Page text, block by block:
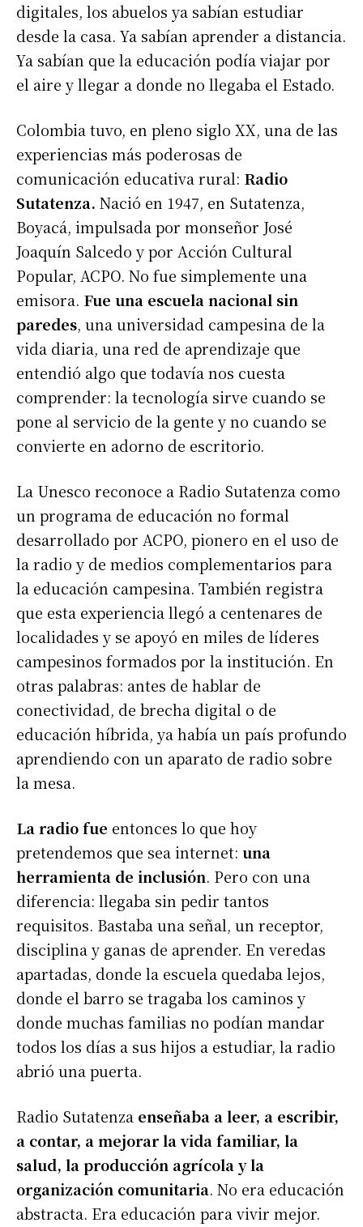
digitales, los abuelos ya sabían estudiar
desde la casa. Ya sabían aprender a distancia.
Ya sabían que la educación podía viajar por
el aire y llegar a donde no llegaba el Estado.
Colombia tuvo, en pleno siglo XX, una de las
experiencias más poderosas de
comunicación educativa rural: Radio
Sutatenza. Nació en 1947, en Sutatenza,
Boyacá, impulsada por monseñor José
Joaquín Salcedo y por Acción Cultural
Popular, ACPO. No fue simplemente una
emisora. Fue una escuela nacional sin
paredes, una universidad campesina de la
vida diaria, una red de aprendizaje que
entendió algo que todavía nos cuesta
comprender: la tecnología sirve cuando se
pone al servicio de la gente y no cuando se
convierte en adorno de escritorio.
La Unesco reconoce a Radio Sutatenza como
un programa de educación no formal
desarrollado por ACPO, pionero en el uso de
la radio y de medios complementarios para
la educación campesina. También registra
que esta experiencia llegó a centenares de
localidades y se apoyó en miles de líderes
campesinos formados por la institución. En
otras palabras: antes de hablar de
conectividad, de brecha digital o de
educación híbrida, ya había un país profundo
aprendiendo con un aparato de radio sobre
la mesa.
La radio fue entonces lo que hoy
pretendemos que sea internet: una
herramienta de inclusión. Pero con una
diferencia: llegaba sin pedir tantos
requisitos. Bastaba una señal, un receptor,
disciplina y ganas de aprender. En veredas
apartadas, donde la escuela quedaba lejos,
donde el barro se tragaba los caminos y
donde muchas familias no podían mandar
todos los días a sus hijos a estudiar, la radio
abrió una puerta.
Radio Sutatenza enseñaba a leer, a escribir,
a contar, a mejorar la vida familiar, la
salud, la producción agrícola y la
organización comunitaria. No era educación
abstracta. Era educación para vivir mejor.